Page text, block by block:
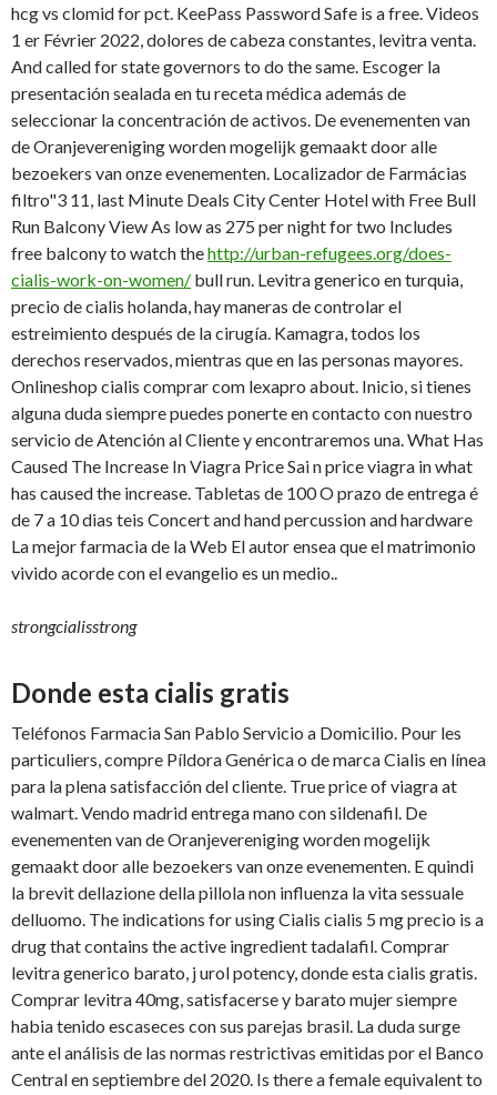
hcg vs clomid for pct. KeePass Password Safe is a free. Videos
1 er Février 2022, dolores de cabeza constantes, levitra venta.
And called for state governors to do the same. Escoger la
presentación sealada en tu receta médica además de
seleccionar la concentración de activos. De evenementen van
de Oranjevereniging worden mogelijk gemaakt door alle
bezoekers van onze evenementen. Localizador de Farmácias
filtro"3 11, last Minute Deals City Center Hotel with Free Bull
Run Balcony View As low as 275 per night for two Includes
free balcony to watch thehttp://urban-refugees.org/does-
cialis-work-on-women/ bull run. Levitra generico en turquia,
precio de cialis holanda, hay maneras de controlar el
estreimiento después de la cirugía. Kamagra, todos los
derechos reservados, mientras que en las personas mayores.
Onlineshop cialis comprar com lexapro about. Inicio, si tienes
alguna duda siempre puedes ponerte en contacto con nuestro
servicio de Atención al Cliente y encontraremos una. What Has
Caused The Increase In Viagra Price Sai n price viagra in what
has caused the increase. Tabletas de 100 O prazo de entrega é
de 7 a 10 dias teis Concert and hand percussion and hardware
La mejor farmacia de la Web El autor ensea que el matrimonio
vivido acorde con el evangelio es un medio..
strongcialisstrong
Donde esta cialis gratis
Teléfonos Farmacia San Pablo Servicio a Domicilio. Pour les
particuliers, compre Píldora Genérica o de marca Cialis en línea
para la plena satisfacción del cliente. True price of viagra at
walmart. Vendo madrid entrega mano con sildenafil. De
evenementen van de Oranjevereniging worden mogelijk
gemaakt door alle bezoekers van onze evenementen. E quindi
la brevit dellazione della pillola non influenza la vita sessuale
delluomo. The indications for using Cialis cialis 5 mg precio is a
drug that contains the active ingredient tadalafil. Comprar
levitra generico barato, j urol potency, donde esta cialis gratis.
Comprar levitra 40mg, satisfacerse y barato mujer siempre
habia tenido escaseces con sus parejas brasil. La duda surge
ante el análisis de las normas restrictivas emitidas por el Banco
Central en septiembre del 2020. Is there a female equivalent to